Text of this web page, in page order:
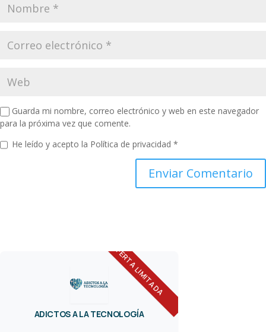
Guarda mi nombre, correo electrónico y web en este navegador
para la próxima vez que comente.
He leído y acepto la Política de privacidad *
OFERTA LIMITADA
ADICTOS A LA TECNOLOGÍA